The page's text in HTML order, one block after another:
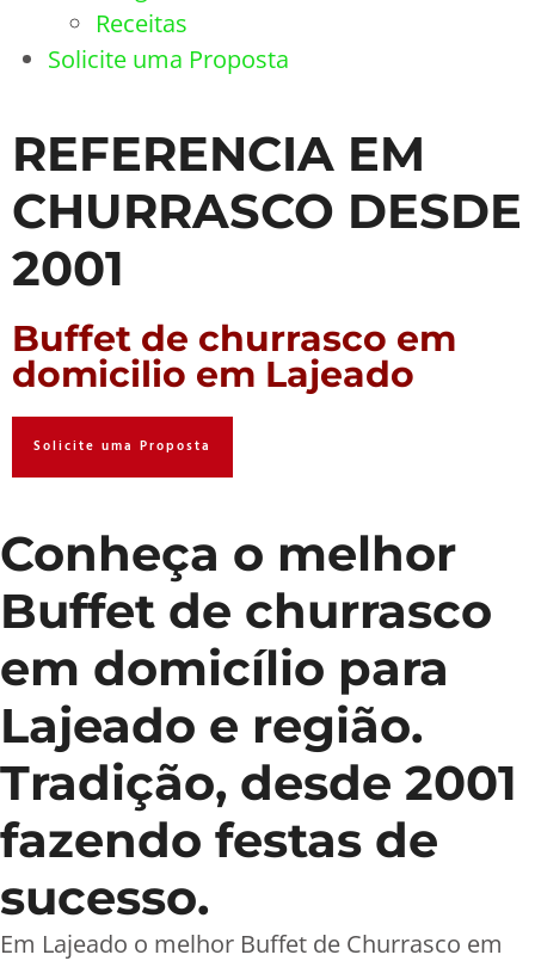
Receitas
Solicite uma Proposta
REFERENCIA EM
CHURRASCO DESDE
2001
Buffet de churrasco em
domicilio em Lajeado
Solicite uma Proposta
Conheça o melhor
Buffet de churrasco
em domicílio para
Lajeado e região.
Tradição, desde 2001
fazendo festas de
sucesso.
Em Lajeado o melhor Buffet de Churrasco em